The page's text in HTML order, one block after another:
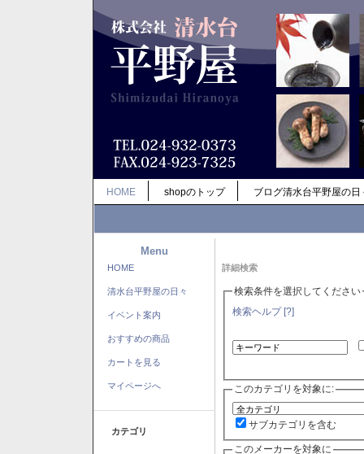
HOME shopのトップ ブログ清水台平野屋の日
Menu
HOME
清水台平野屋の日々
イベント案内
おすすめの商品
カートを見る
マイページへ
カテゴリ
詳細検索
検索条件を選択してください
検索ヘルプ [?]
このカテゴリを対象に:
サブカテゴリを含む
このメーカーを対象に